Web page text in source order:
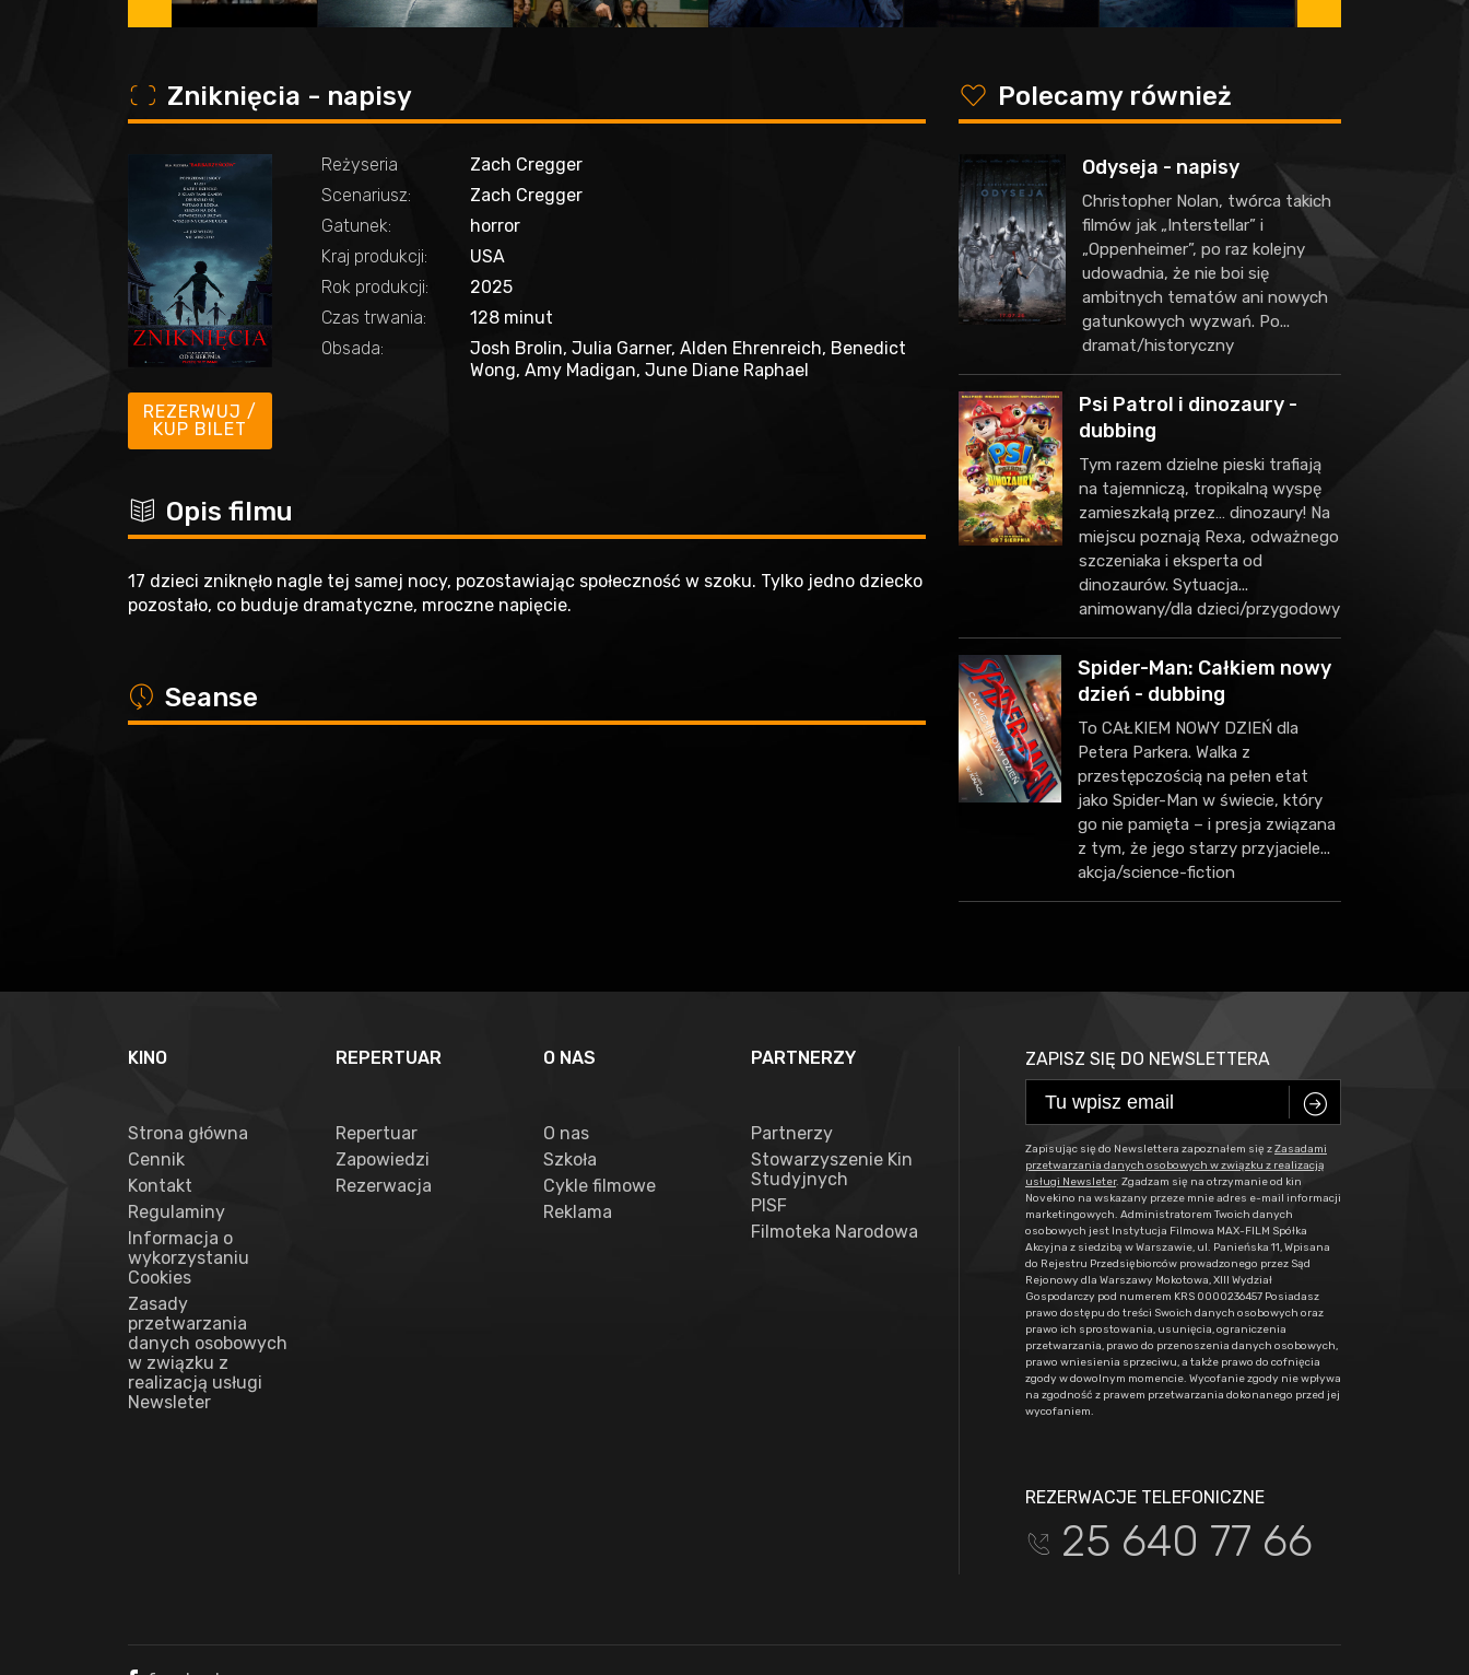
o Zniknięcia - napisy
REZERWUJ /
KUP BILET
Reżyseria
Zach Cregger
Scenariusz:
Zach Cregger
Gatunek:
horror
Kraj produkcji:
USA
Rok produkcji:
2025
Czas trwania:
128 minut
Obsada:
Josh Brolin, Julia Garner, Alden Ehrenreich, Benedict
Wong, Amy Madigan, June Diane Raphael
c Opis filmu
17 dzieci zniknęło nagle tej samej nocy, pozostawiając społeczność w szoku. Tylko jedno dziecko
pozostało, co buduje dramatyczne, mroczne napięcie.
a Seanse
y Polecamy również
Odyseja - napisy
Christopher Nolan, twórca takich
filmów jak „Interstellar” i
„Oppenheimer”, po raz kolejny
udowadnia, że nie boi się
ambitnych tematów ani nowych
gatunkowych wyzwań. Po...
dramat/historyczny
Psi Patrol i dinozaury -
dubbing
Tym razem dzielne pieski trafiają
na tajemniczą, tropikalną wyspę
zamieszkałą przez… dinozaury! Na
miejscu poznają Rexa, odważnego
szczeniaka i eksperta od
dinozaurów. Sytuacja...
animowany/dla dzieci/przygodowy
Spider-Man: Całkiem nowy
dzień - dubbing
To CAŁKIEM NOWY DZIEŃ dla
Petera Parkera. Walka z
przestępczością na pełen etat
jako Spider-Man w świecie, który
go nie pamięta – i presja związana
z tym, że jego starzy przyjaciele...
akcja/science-fiction
KINO
Strona główna
Cennik
Kontakt
Regulaminy
Informacja o
wykorzystaniu
Cookies
Zasady
przetwarzania
danych osobowych
w związku z
realizacją usługi
Newsleter
REPERTUAR
Repertuar
Zapowiedzi
Rezerwacja
O NAS
O nas
Szkoła
Cykle filmowe
Reklama
PARTNERZY
Partnerzy
Stowarzyszenie Kin
Studyjnych
PISF
Filmoteka Narodowa
ZAPISZ SIĘ DO NEWSLETTERA
C
Zapisując się do Newslettera zapoznałem się zZasadami
przetwarzania danych osobowych w związku z realizacją
usługi Newsleter. Zgadzam się na otrzymanie od kin
Novekino na wskazany przeze mnie adres e-mail informacji
marketingowych. Administratorem Twoich danych
osobowych jest Instytucja Filmowa MAX-FILM Spółka
Akcyjna z siedzibą w Warszawie, ul. Panieńska 11, Wpisana
do Rejestru Przedsiębiorców prowadzonego przez Sąd
Rejonowy dla Warszawy Mokotowa, XIII Wydział
Gospodarczy pod numerem KRS 0000236457 Posiadasz
prawo dostępu do treści Swoich danych osobowych oraz
prawo ich sprostowania, usunięcia, ograniczenia
przetwarzania, prawo do przenoszenia danych osobowych,
prawo wniesienia sprzeciwu, a także prawo do cofnięcia
zgody w dowolnym momencie. Wycofanie zgody nie wpływa
na zgodność z prawem przetwarzania dokonanego przed jej
wycofaniem.
REZERWACJE TELEFONICZNE
t 25 640 77 66